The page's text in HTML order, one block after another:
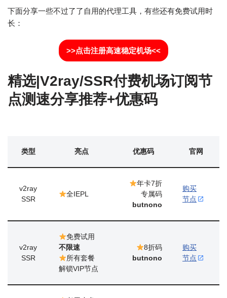
下面分享一些不过了了自用的代理工具，有些还有免费试用时
长：
>>点击注册高速稳定机场<<
精选|V2ray/SSR付费机场订阅节
点测速分享推荐+优惠码
类型 亮点 优惠码 官网
v2ray
SSR
全IEPL
年卡7折
专属码
butnono
购买
节点
v2ray
SSR
免费试用
不限速
所有套餐
解锁VIP节点
8折码
butnono
购买
节点